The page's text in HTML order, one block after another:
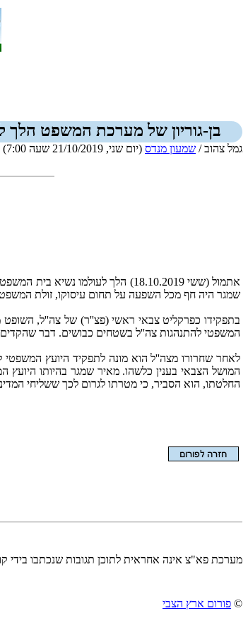
בן-גוריון של מערכת המשפט הלך
גמל צהוב / שמעון מנדס (יום שני, 21/10/2019 שעה 7:00)
אתמול (ששי 18.10.2019) הלך
שמגר היה חף מכל השפעה על תחום עיסוקו, זולת המשפט
בתפקידו כפרקליט צבאי ראשי (פצ''ר) של צה''ל,
המשפטי להתנהגות צה''ל בשטחים כבושים. דבר
המושל הצבאי בענין כלשהו. מאיר שמגר בהיותו
החלטתו, הוא הסביר, כי מטרתו לגרום לכך ששליחי
מערכת פא"צ אינה אחראית לתוכן תגובות שנכתבו בידי
© פורום ארץ הצבי